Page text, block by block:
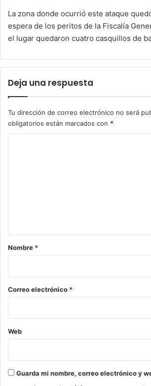
La zona donde ocurrió este ataque
espera de los peritos de la Fiscalía
el lugar quedaron cuatro casquillos de
Deja una respuesta
Tu dirección de correo electrónico no será
obligatorios están marcados con *
r
*
Nombre *
Correo electrónico *
Web
Guarda mi nombre, correo electrónico y